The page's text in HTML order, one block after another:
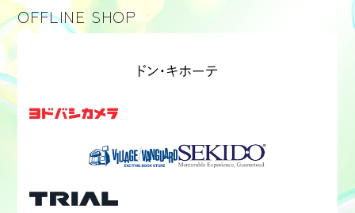
OFFLINE SHOP